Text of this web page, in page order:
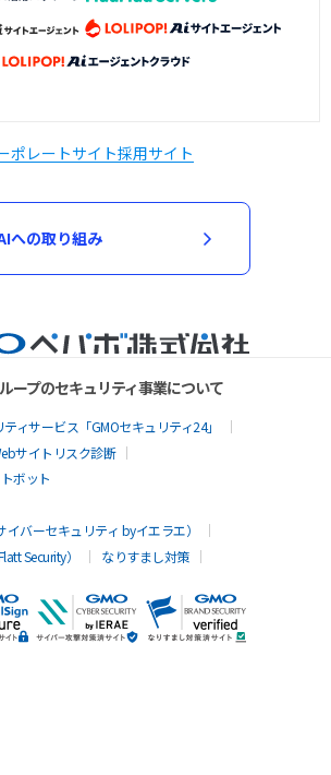
ポレートサイト採用サイト
への取り組み
ープのセキュリティ事業について
ィサービス「GMOセキュリティ24」
サイトリスク診断
ボット
バーセキュリティ byイエラエ）
Security）
なりすまし対策